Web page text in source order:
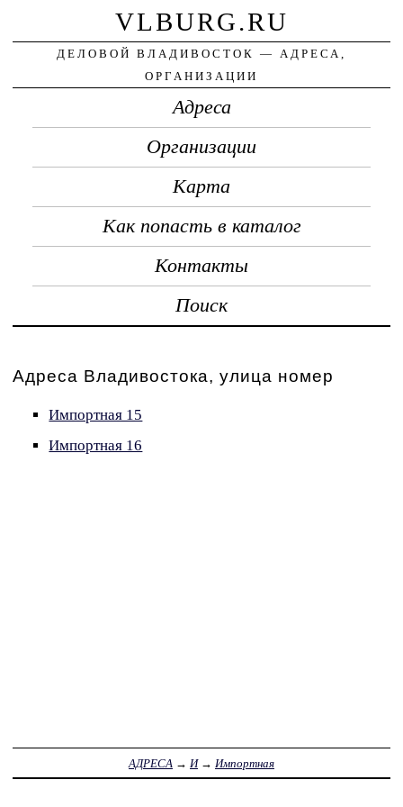
VLBURG.RU
ДЕЛОВОЙ ВЛАДИВОСТОК — АДРЕСА,
ОРГАНИЗАЦИИ
Адреса
Организации
Карта
Как попасть в каталог
Контакты
Поиск
Адреса Владивостока, улица номер
Импортная 15
Импортная 16
АДРЕСА → И→ Импортная